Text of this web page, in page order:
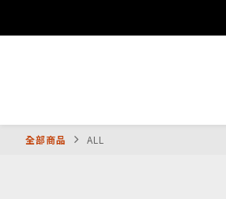
全部商品 ALL